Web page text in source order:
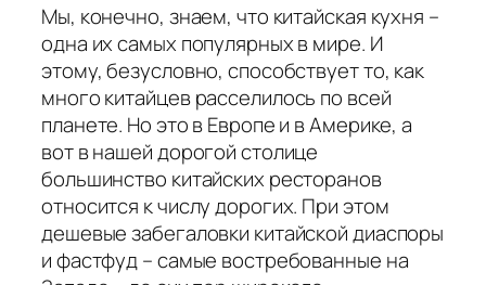
Мы, конечно, знаем, что китайская кухня –
одна их самых популярных в мире. И
этому, безусловно, способствует то, как
много китайцев расселилось по всей
планете. Но это в Европе и в Америке, а
вот в нашей дорогой столице
большинство китайских ресторанов
относится к числу дорогих. При этом
дешевые забегаловки китайской диаспоры
и фастфуд – самые востребованные на